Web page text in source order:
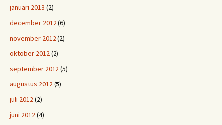
januari 2013 (2)
december 2012(6)
november 2012(2)
oktober 2012(2)
september 2012(5)
augustus 2012(5)
juli 2012(2)
juni 2012(4)